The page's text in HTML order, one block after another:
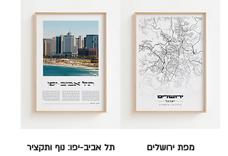
מפת ירושלים
תל אביב-יפו: נוף ותקציר